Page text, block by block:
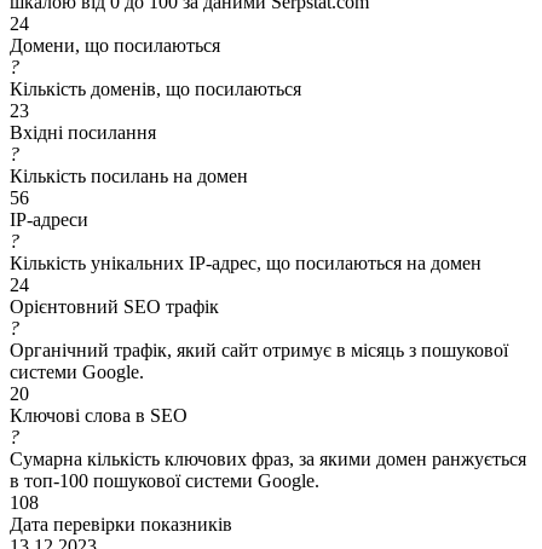
24
Домени, що посилаються
?
Кількість доменів, що посилаються
23
Вхідні посилання
?
Кількість посилань на домен
56
IP-адреси
?
Кількість унікальних IP-адрес, що посилаються на домен
24
Орієнтовний SEO трафік
?
Органічний трафік, який сайт отримує в місяць з пошукової
системи Google.
20
Ключові слова в SEO
?
Сумарна кількість ключових фраз, за якими домен ранжується
в топ-100 пошукової системи Google.
108
Дата перевірки показників